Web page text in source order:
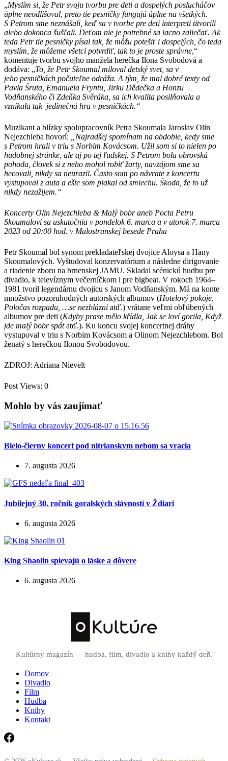
„Myslím si, že Petr svoju tvorbu pre deti a dospelých poslucháčov
úplne neodlišoval, preto tie pesničky fungujú úplne na všetkých.
S Petrom sme neznášali, keď sa v tvorbe pre deti interpreti titvorili
alebo dokonca šušľali. Deťom nie je potrebné sa lacno zaliečať. Ak
teda Petr tie pesničky písal tak, že môžu potešiť i dospelých, čo teda
myslím, že môžeme všetci potvrdiť, tak to je proste správne,“
komentuje tvorbu svojho manžela herečka Ilona Svobodová a
dodáva: „To, že Petr Skoumal miloval detský svet, sa v
jeho pesničkách počuteľne odráža. A tým, že mal dobré texty od
Pavla Šruta, Emanuela Fryntu, Jirku Dědečka a Honzu
Vodňanského či Zdeňka Svěráka, sa ich kvalita posilňovala a
vznikala tak jedinečná hra v pesničkách.“
Muzikant a blízky spolupracovník Petra Skoumala Jaroslav Olin
Nejezchleba hovorí:
„Najradšej spomínam na obdobie, kedy sme
s Petrom hrali v triu s Norbim Kovácsom. Užil som si to nielen po
hudobnej stránke, ale aj po tej ľudskej. S Petrom bola obrovská
pohoda, človek si z neho mohol robiť žarty, navzájom sme sa
hecovali, nikdy sa neurazil. Často som po návrate z koncertu
vystupoval z auta a ešte som plakal od smiechu. Škoda, že to už
nikdy nezažijem.“
Koncerty Olin Nejezchleba & Malý bobr aneb Pocta Petru
Skoumalovi sa uskutočnia v pondelok 6. marca a v utorok 7. marca
2023 od 20:00 hod. v Malostranskej besede Praha
Petr Skoumal bol synom prekladateľskej dvojice Aloysa a Hany
Skoumalových. Vyštudoval konzervatórium a následne dirigovanie
a riadenie zboru na brnenskej JAMU. Skladal scénickú hudbu pre
divadlo, k televíznym večerníčkom i pre bigbeat. V rokoch 1964–
1981 tvoril legendárnu dvojicu s Janom Vodňanským. Má na konte
množstvo pozoruhodných autorských albumov (Hotelový pokoje,
Poločas rozpadu, …se nezblázni atď.) vrátane veľmi obľúbených
albumov pre deti (Kdyby prase mělo křídla, Jak se loví gorila, Když
jde malý bobr spátatď.). Ku koncu svojej koncertnej dráhy
vystupoval v triu s Norbim Kovácsom a Olinom Nejezchlebom. Bol
ženatý s herečkou Ilonou Svobodovou.
ZDROJ: Adriana Nievelt
Post Views: 0
Mohlo by vás zaujímať
Bielo-čierny koncert pod nitrianskym nebom sa vracia
7. augusta 2026
Jubilejný 30. ročník goralských slávností v Ždiari
6. augusta 2026
King Shaolin spievajú o láske a dôvere
6. augusta 2026
Kultúrny magazín — hudba, film, divadlo a knihy každý deň.
Domov
Divadlo
Film
Hudba
Knihy
Kontakt